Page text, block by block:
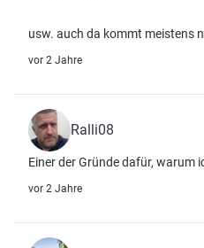
usw. auch da kommt meistens
vor 2 Jahre
Ralli08
Einer der Gründe dafür, warum
vor 2 Jahre